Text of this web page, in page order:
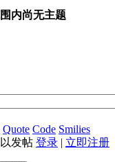
内尚无主题
Quote Code Smilies
发帖 登录 | 立即注册